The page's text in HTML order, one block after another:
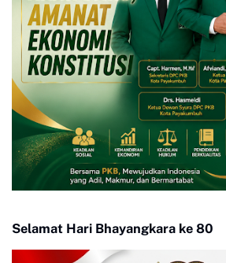
Selamat Hari Bhayangkara ke 80